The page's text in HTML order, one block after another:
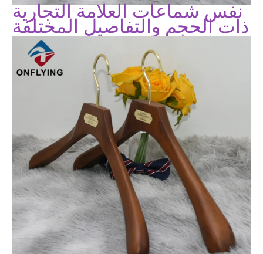
نفس شماعات العلامة التجارية
ذات الحجم والتفاصيل المختلفة